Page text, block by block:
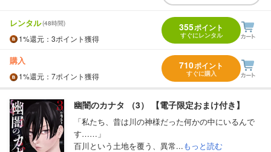
レンタル(48時間)
1%還元 ：3ポイント獲得
355ポイント
すぐにレンタル
購入
1%還元 ：7ポイント獲得
710ポイント
すぐに購入
幽闇のカナタ （3） 【電子限定おまけ付き】
「私たち、昔は川の神様だった何かの中にいるんで
す……」
百川という土地を覆う、異常...もっと読む